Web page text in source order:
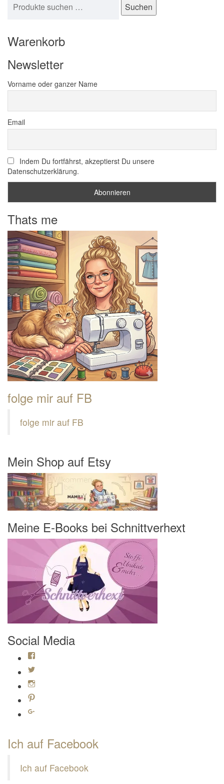
Suchen
Warenkorb
Newsletter
Vorname oder ganzer Name
Email
Indem Du fortfährst, akzeptierst Du unsere
Datenschutzerklärung.
Thats me
folge mir auf FB
folge mir auf FB
Mein Shop auf Etsy
Meine E-Books bei Schnittverhext
Social Media
Ich auf Facebook
Ich auf Facebook